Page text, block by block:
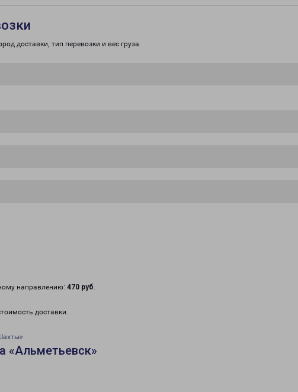
доставки, тип перевозки и вес груза.
направлению: 470 руб.
доставки.
«Альметьевск»